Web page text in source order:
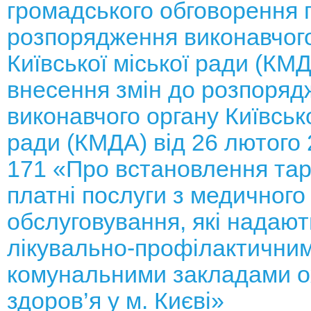
громадського обговорення
розпорядження
Київської міської ради
внесення змін до
виконавчого органу
ради (КМДА) від 26
171 «Про встановлення
платні послуги з медичного
обслуговування, які
лікувально-
комунальними закладами
здоров’я у м. Києві»